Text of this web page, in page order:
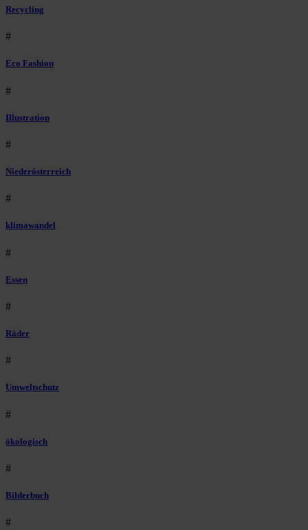
Recycling
#
Eco Fashion
#
Illustration
#
Niederösterreich
#
klimawandel
#
Essen
#
Räder
#
Umweltschutz
#
ökologisch
#
Bilderbuch
#